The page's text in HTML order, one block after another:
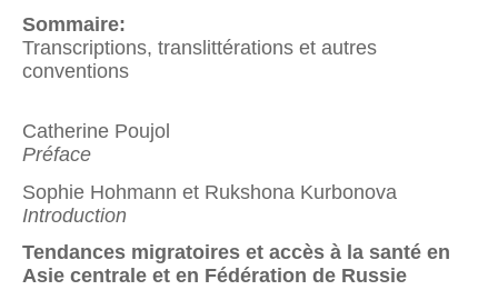
Sommaire:
Transcriptions, translittérations et autres
conventions
Catherine Poujol
Préface
Sophie Hohmann et Rukshona Kurbonova
Introduction
Tendances migratoires et accès à la santé en
Asie centrale et en Fédération de Russie